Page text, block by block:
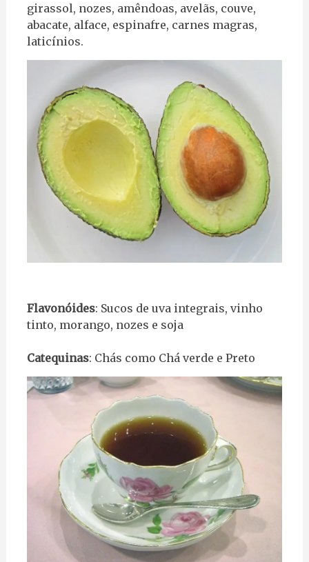
girassol, nozes, amêndoas, avelãs, couve,
abacate, alface, espinafre, carnes magras,
laticínios.
Flavonóides: Sucos de uva integrais, vinho
tinto, morango, nozes e soja
Catequinas: Chás como Chá verde e Preto